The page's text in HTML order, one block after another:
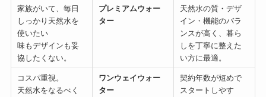
家族がいて、毎日
しっかり天然水を
使いたい
味もデザインも妥
協したくない。
プレミアムウォー
ター
天然水の質・デザ
イン・機能のバラ
ンスが高く、暮ら
しを丁寧に整えた
い方に最適。
コスパ重視。
天然水をなるべく
ワンウェイウォー
ター
契約年数が短めで
スタートしやす